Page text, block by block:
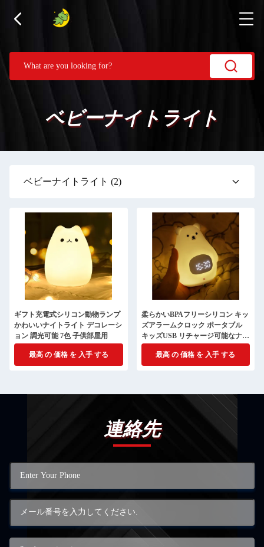
ベビーナイトライト
ベビーナイトライト (2)
ギフト充電式シリコン動物ランプ
かわいいナイトライト デコレーシ
ョン 調光可能 7色 子供部屋用
最高 の 価格 を 入手 する
柔らかいBPAフリーシリコン キッ
ズアラームクロック ポータブル
キッズUSB リチャージ可能なナイ
トライト
最高 の 価格 を 入手 する
連絡先